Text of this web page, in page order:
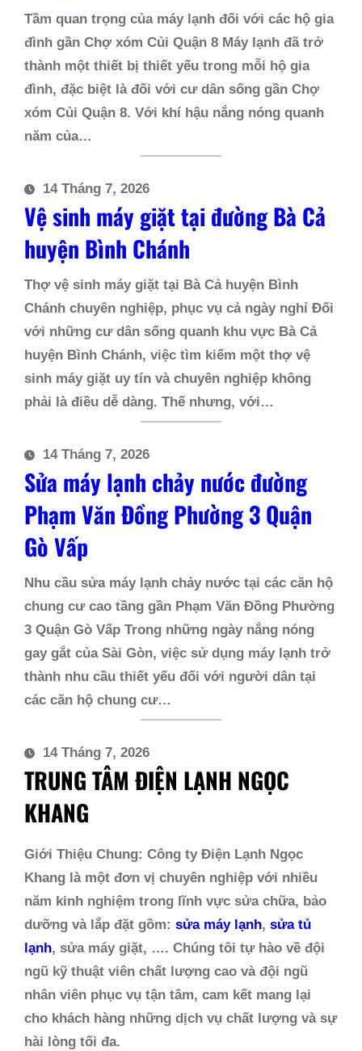
Tầm quan trọng của máy lạnh đối với các hộ gia
đình gần Chợ xóm Củi Quận 8 Máy lạnh đã trở
thành một thiết bị thiết yếu trong mỗi hộ gia
đình, đặc biệt là đối với cư dân sống gần Chợ
xóm Củi Quận 8. Với khí hậu nắng nóng quanh
năm của…
14 Tháng 7, 2026
Vệ sinh máy giặt tại đường Bà Cả
huyện Bình Chánh
Thợ vệ sinh máy giặt tại Bà Cả huyện Bình
Chánh chuyên nghiệp, phục vụ cả ngày nghỉ Đối
với những cư dân sống quanh khu vực Bà Cả
huyện Bình Chánh, việc tìm kiếm một thợ vệ
sinh máy giặt uy tín và chuyên nghiệp không
phải là điều dễ dàng. Thế nhưng, với…
14 Tháng 7, 2026
Sửa máy lạnh chảy nước đường
Phạm Văn Đồng Phường 3 Quận
Gò Vấp
Nhu cầu sửa máy lạnh chảy nước tại các căn hộ
chung cư cao tầng gần Phạm Văn Đồng Phường
3 Quận Gò Vấp Trong những ngày nắng nóng
gay gắt của Sài Gòn, việc sử dụng máy lạnh trở
thành nhu cầu thiết yếu đối với người dân tại
các căn hộ chung cư…
14 Tháng 7, 2026
TRUNG TÂM ĐIỆN LẠNH NGỌC
KHANG
Giới Thiệu Chung: Công ty Điện Lạnh Ngọc
Khang là một đơn vị chuyên nghiệp với nhiều
năm kinh nghiệm trong lĩnh vực sửa chữa, bảo
dưỡng và lắp đặt gồm: sửa máy lạnh, sửa tủ
lạnh, sửa máy giặt, …. Chúng tôi tự hào về đội
ngũ kỹ thuật viên chất lượng cao và đội ngũ
nhân viên phục vụ tận tâm, cam kết mang lại
cho khách hàng những dịch vụ chất lượng và sự
hài lòng tối đa.